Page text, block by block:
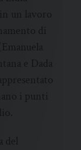
un lavoro
di
e Dada
i punti